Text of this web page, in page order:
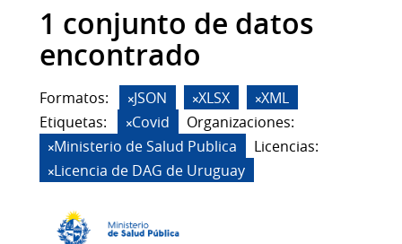
1 conjunto de datos
encontrado
Formatos: JSON XLSX
XML
Etiquetas:
Covid
Organizaciones:
Ministerio de Salud Publica
Licencias:
Licencia de DAG de Uruguay